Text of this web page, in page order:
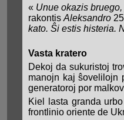
« Unue okazis
rakontisAleksandro
kato. Ŝi estis histeria.
Vasta kratero
Dekoj da sukuristoj
manojn kaj ŝovelilojn
generatoroj por
Kiel lasta granda
frontlinio oriente de